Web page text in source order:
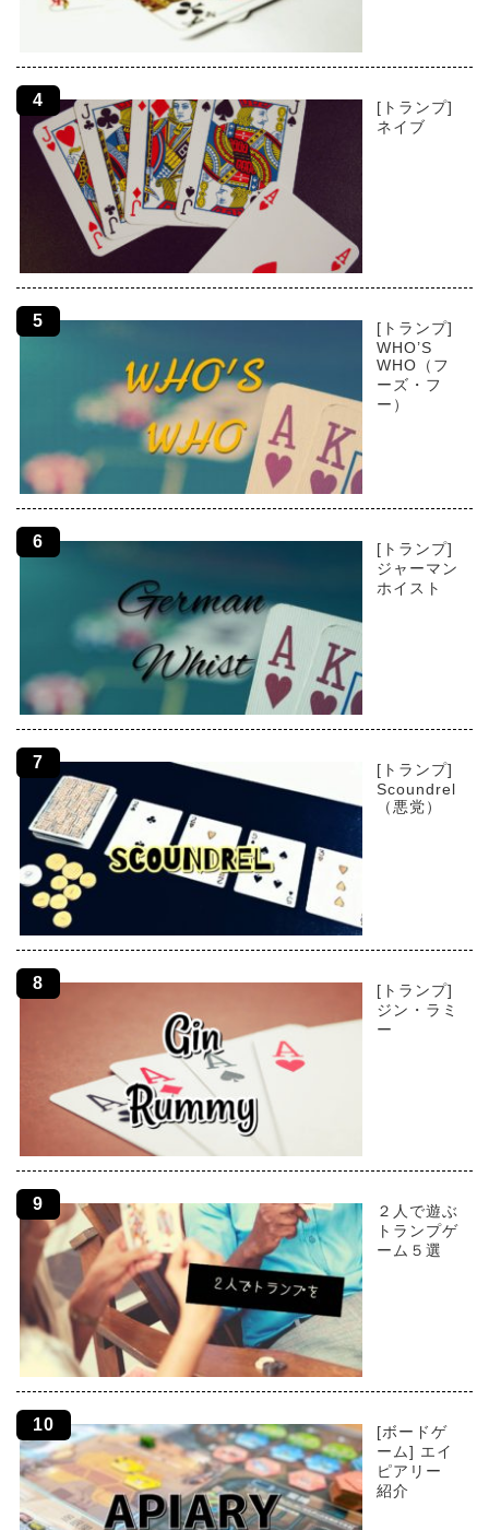
[トランプ]
ネイブ
[トランプ]
WHO’S
WHO（フ
ーズ・フ
ー）
[トランプ]
ジャーマン
ホイスト
[トランプ]
Scoundrel
（悪党）
[トランプ]
ジン・ラミ
ー
２人で遊ぶ
トランプゲ
ーム５選
[ボードゲ
ーム] エイ
ピアリー
紹介